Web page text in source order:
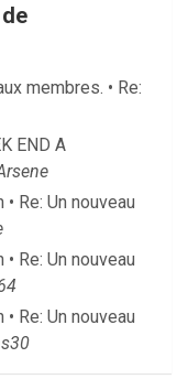
membres. • Re:
END A
Re: Un nouveau
Re: Un nouveau
Re: Un nouveau